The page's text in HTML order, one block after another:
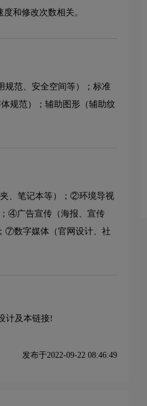
和修改次数相关。
规范、安全空间等）；标准
规范）；辅助图形（辅助纹
、笔记本等）；②环境导视
④广告宣传（海报、宣传
⑦数字媒体（官网设计、社
计及本链接!
发布于2022-09-22 08:46:49